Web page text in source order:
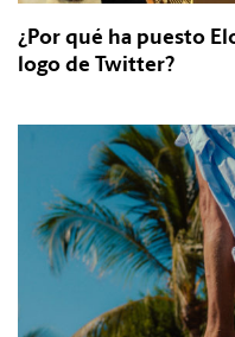
¿Por qué ha puesto
logo de Twitter?